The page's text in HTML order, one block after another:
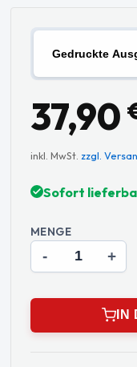
Gedruckte
37,90
inkl. MwSt. zzgl.
Sofort
MENGE
- +